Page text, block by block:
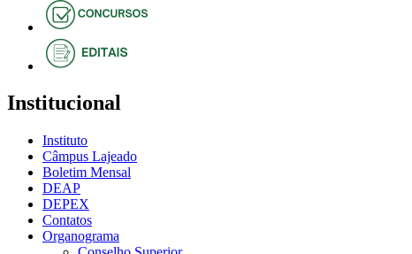
Institucional
Instituto
Câmpus Lajeado
Boletim Mensal
DEAP
DEPEX
Contatos
Organograma